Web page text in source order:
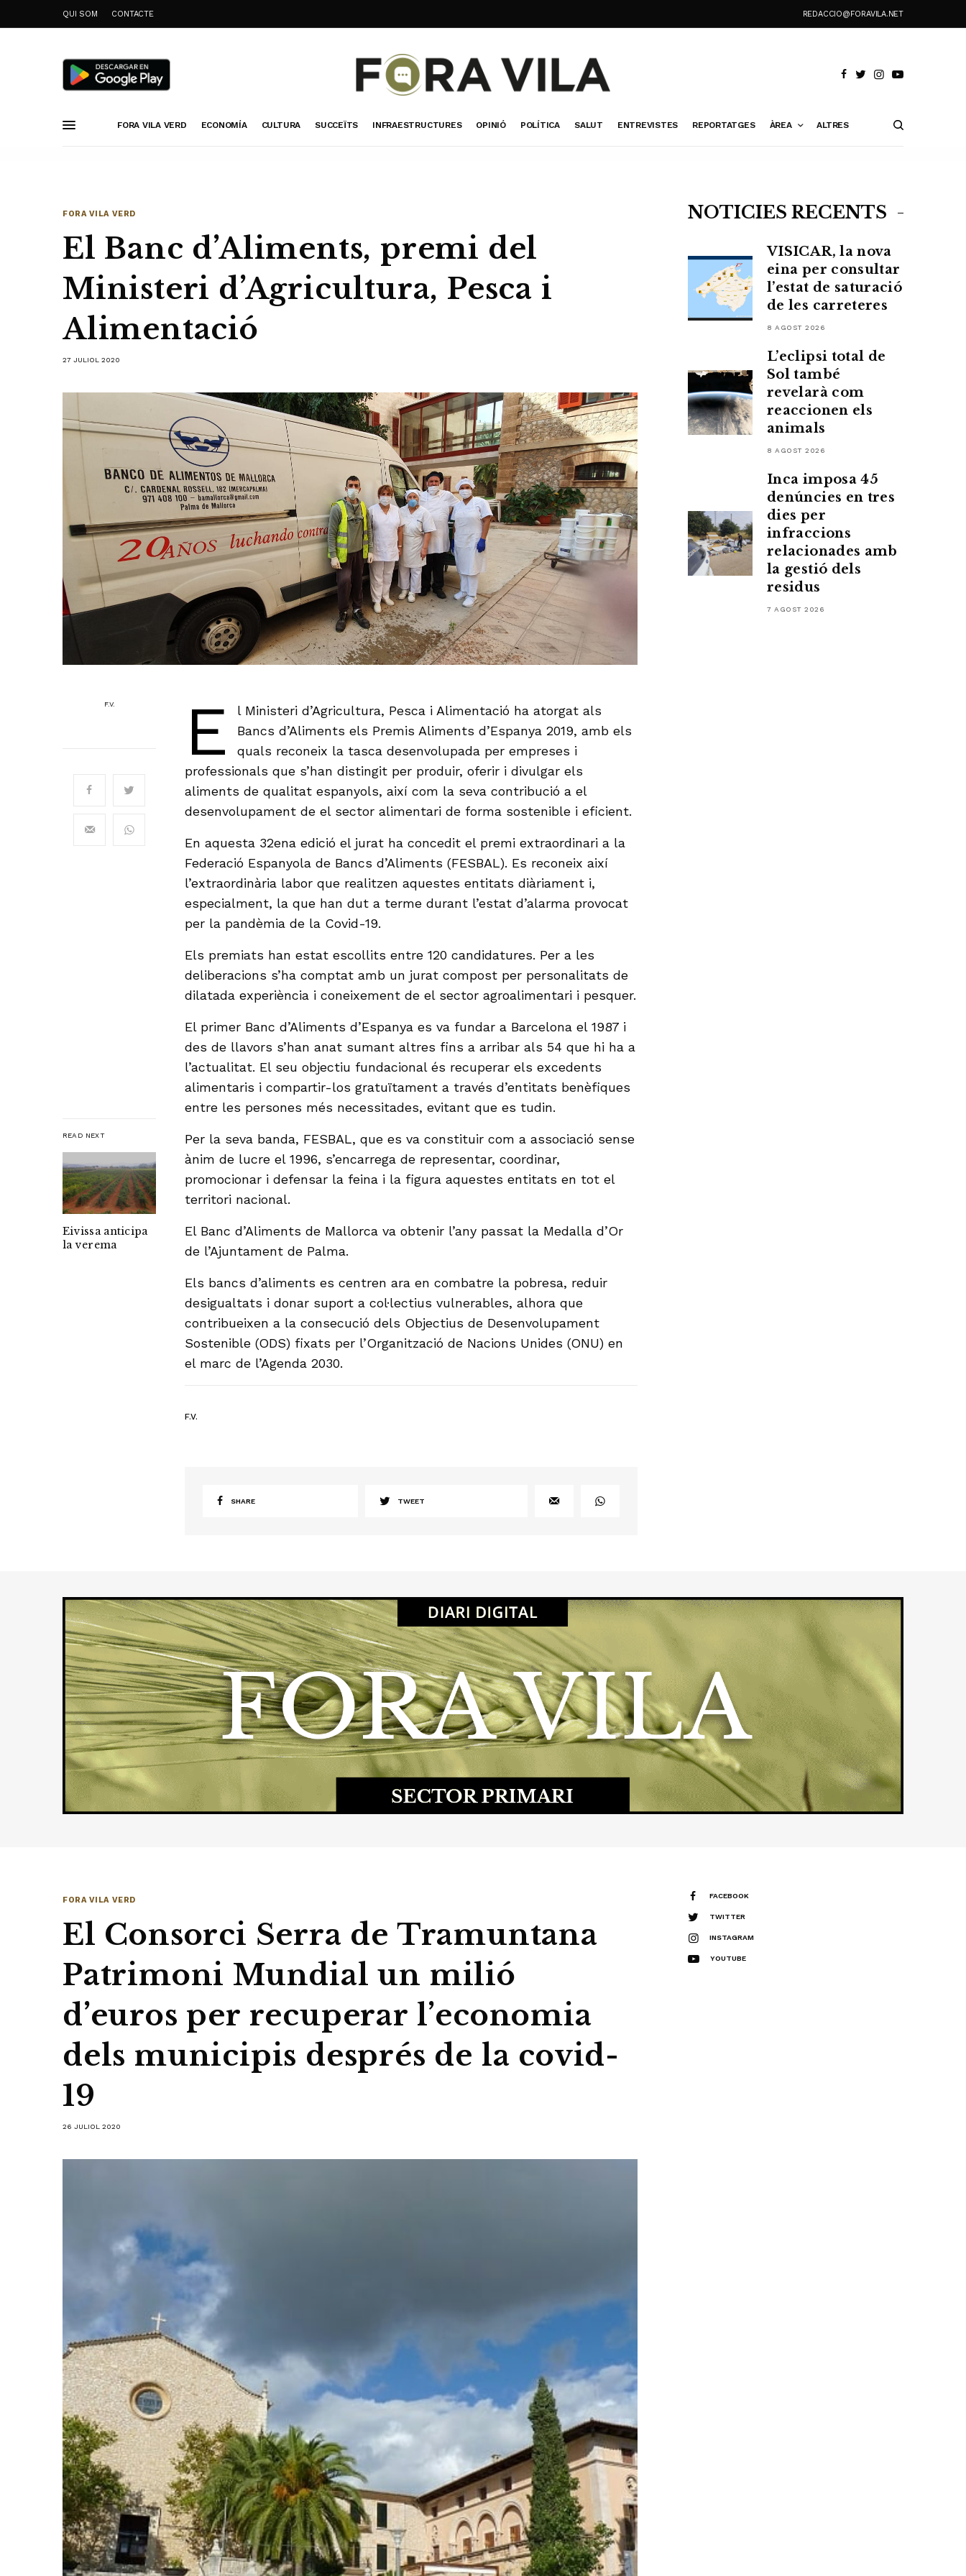
QUI SOM CONTACTE REDACCIO@FORAVILA.NET
FORA VILA VERD ECONOMÍA CULTURA SUCCEÏTS INFRAESTRUCTURES OPINIÓ POLÍTICA SALUT ENTREVISTES REPORTATGES ÀREA ALTRES
FORA VILA VERD
El Banc d’Aliments, premi del
Ministeri d’Agricultura, Pesca i
Alimentació
27 JULIOL 2020
F.V.
READ NEXT
Eivissa anticipa
la verema
E
l Ministeri d’Agricultura, Pesca i Alimentació ha atorgat als
Bancs d’Aliments els Premis Aliments d’Espanya 2019, amb els
quals reconeix la tasca desenvolupada per empreses i
professionals que s’han distingit per produir, oferir i divulgar els
aliments de qualitat espanyols, així com la seva contribució a el
desenvolupament de el sector alimentari de forma sostenible i eficient.
En aquesta 32ena edició el jurat ha concedit el premi extraordinari a la
Federació Espanyola de Bancs d’Aliments (FESBAL). Es reconeix així
l’extraordinària labor que realitzen aquestes entitats diàriament i,
especialment, la que han dut a terme durant l’estat d’alarma provocat
per la pandèmia de la Covid-19.
Els premiats han estat escollits entre 120 candidatures. Per a les
deliberacions s’ha comptat amb un jurat compost per personalitats de
dilatada experiència i coneixement de el sector agroalimentari i pesquer.
El primer Banc d’Aliments d’Espanya es va fundar a Barcelona el 1987 i
des de llavors s’han anat sumant altres fins a arribar als 54 que hi ha a
l’actualitat. El seu objectiu fundacional és recuperar els excedents
alimentaris i compartir-los gratuïtament a través d’entitats benèfiques
entre les persones més necessitades, evitant que es tudin.
Per la seva banda, FESBAL, que es va constituir com a associació sense
ànim de lucre el 1996, s’encarrega de representar, coordinar,
promocionar i defensar la feina i la figura aquestes entitats en tot el
territori nacional.
El Banc d’Aliments de Mallorca va obtenir l’any passat la Medalla d’Or
de l’Ajuntament de Palma.
Els bancs d’aliments es centren ara en combatre la pobresa, reduir
desigualtats i donar suport a col·lectius vulnerables, alhora que
contribueixen a la consecució dels Objectius de Desenvolupament
Sostenible (ODS) fixats per l’Organització de Nacions Unides (ONU) en
el marc de l’Agenda 2030.
F.V.
SHARE TWEET
NOTÍCIES RECENTS
VISICAR, la nova
eina per consultar
l’estat de saturació
de les carreteres
8 AGOST 2026
L’eclipsi total de
Sol també
revelarà com
reaccionen els
animals
8 AGOST 2026
Inca imposa 45
denúncies en tres
dies per
infraccions
relacionades amb
la gestió dels
residus
7 AGOST 2026
FORA VILA VERD
El Consorci Serra de Tramuntana
Patrimoni Mundial un milió
d’euros per recuperar l’economia
dels municipis després de la covid-
19
26 JULIOL 2020
FACEBOOK
TWITTER
INSTAGRAM
YOUTUBE